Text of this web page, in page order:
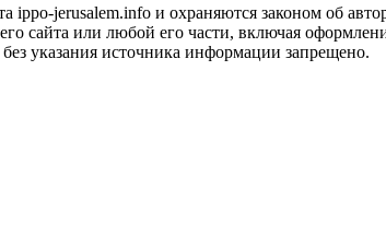
ippo-jerusalem.info и охраняются законом об
сайта или любой его части, включая
указания источника информации запрещено.